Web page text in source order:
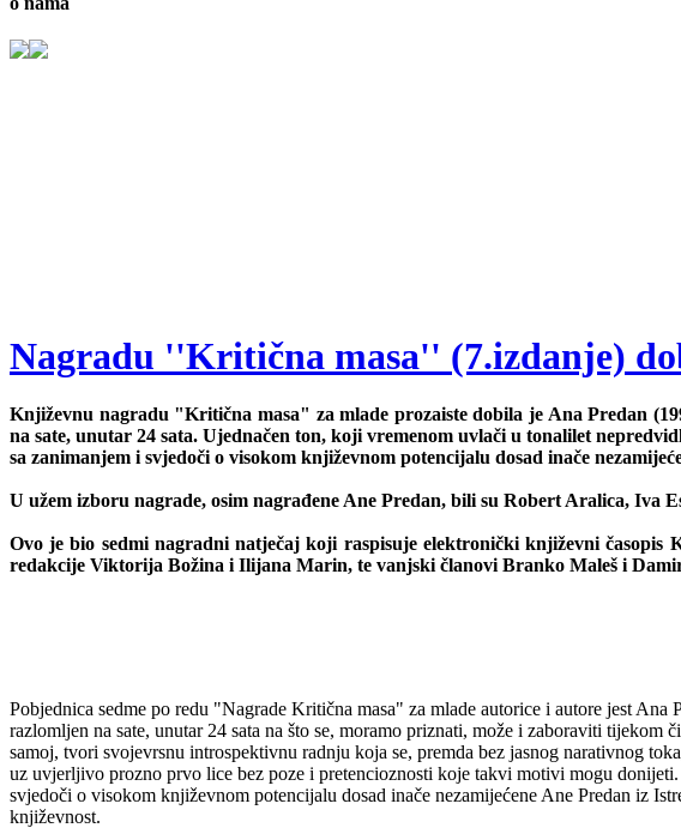
Nagradu ''Kritična masa'' (7.izdanje)
Književnu nagradu "Kritična masa" za mlade prozaiste dobila je Ana Predan
na sate, unutar 24 sata. Ujednačen ton, koji vremenom uvlači u tonalilet
sa zanimanjem i svjedoči o visokom književnom potencijalu dosad inače
U užem izboru nagrade, osim nagrađene Ane Predan, bili su Robert Aralica,
Ovo je bio sedmi nagradni natječaj koji raspisuje elektronički književni časopis
redakcije Viktorija Božina i Ilijana Marin, te vanjski članovi Branko Maleš i
Pobjednica sedme po redu "Nagrade Kritična masa" za mlade autorice i autore jest
razlomljen na sate, unutar 24 sata na što se, moramo priznati, može i zaboraviti
samoj, tvori svojevrsnu introspektivnu radnju koja se, premda bez jasnog narativnog
uz uvjerljivo prozno prvo lice bez poze i pretencioznosti koje takvi motivi mogu
svjedoči o visokom književnom potencijalu dosad inače nezamijećene Ane Predan iz
književnost.